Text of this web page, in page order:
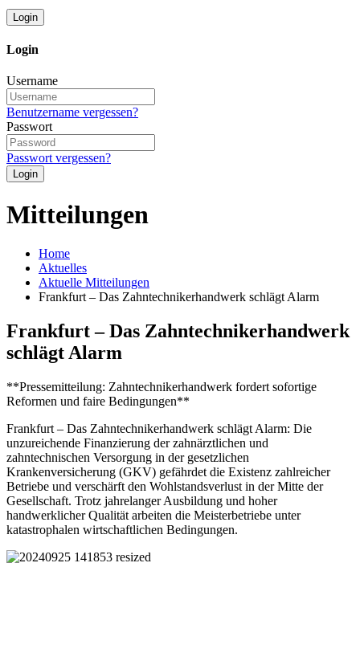
Login
Login
Username
Benutzername vergessen?
Passwort
Passwort vergessen?
Login
Mitteilungen
Home
Aktuelles
Aktuelle Mitteilungen
Frankfurt – Das Zahntechnikerhandwerk schlägt Alarm
Frankfurt – Das Zahntechnikerhandwerk
schlägt Alarm
**Pressemitteilung: Zahntechnikerhandwerk fordert sofortige
Reformen und faire Bedingungen**
Frankfurt – Das Zahntechnikerhandwerk schlägt Alarm: Die
unzureichende Finanzierung der zahnärztlichen und
zahntechnischen Versorgung in der gesetzlichen
Krankenversicherung (GKV) gefährdet die Existenz zahlreicher
Betriebe und verschärft den Wohlstandsverlust in der Mitte der
Gesellschaft. Trotz jahrelanger Ausbildung und hoher
handwerklicher Qualität arbeiten die Meisterbetriebe unter
katastrophalen wirtschaftlichen Bedingungen.